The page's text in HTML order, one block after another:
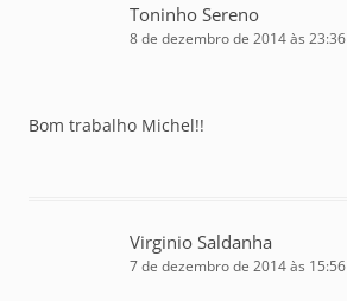
Toninho Sereno
8 de dezembro de 2014 às 23:36
Bom trabalho Michel!!
Virginio Saldanha
7 de dezembro de 2014 às 15:56